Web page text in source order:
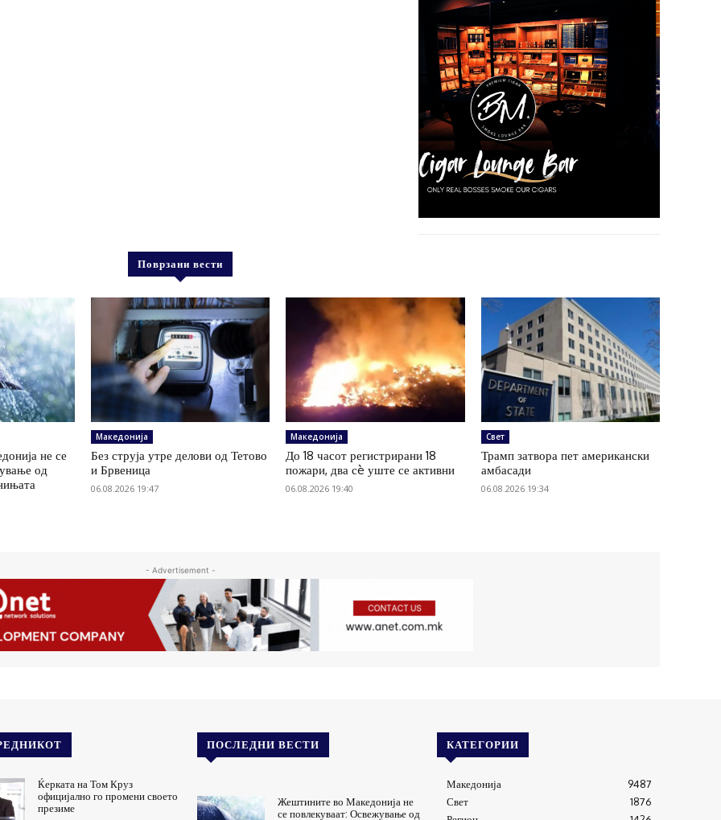
Поврзани вести
не се
од
Македонија
Без струја утре делови од Тетово
и Брвеница
06.08.2026 19:47
Македонија
До 18 часот регистрирани 18
пожари, два сè уште се активни
06.08.2026 19:40
Свет
Трамп затвора пет американски
амбасади
06.08.2026 19:34
- Advertisement -
Ќерката на Том Круз
официјално го промени своето
презиме
ПОСЛЕДНИ ВЕСТИ
Жештините во Македонија не
се повлекуваат: Освежување од
КАТЕГОРИИ
Македонија
9487
Свет
1876